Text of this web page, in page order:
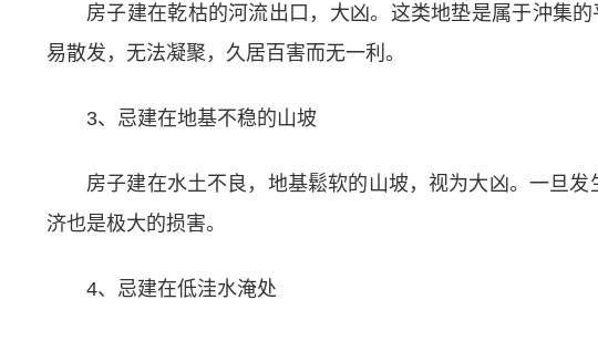
房子建在乾枯的河流出口，大凶。这类地垫是属于沖集
易散发，无法凝聚，久居百害而无一利。
3、忌建在地基不稳的山坡
房子建在水土不良，地基鬆软的山坡，视为大凶。一旦
济也是极大的损害。
4、忌建在低洼水淹处